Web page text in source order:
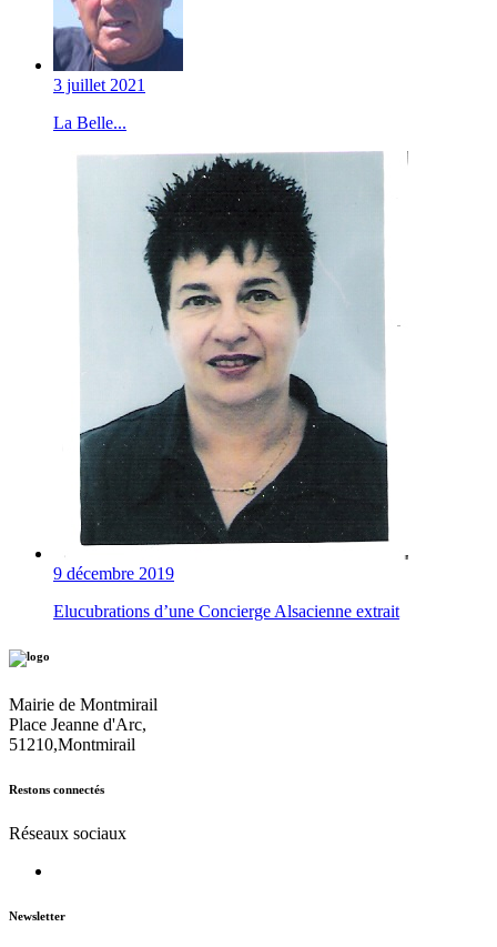
3 juillet 2021
La Belle...
9 décembre 2019
Elucubrations d’une Concierge Alsacienne extrait
Mairie de Montmirail
Place Jeanne d'Arc,
51210,Montmirail
Restons connectés
Réseaux sociaux
Newsletter